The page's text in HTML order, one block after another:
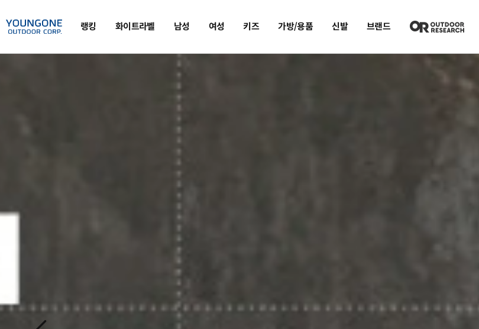
랭킹 화이트라벨 남성 여성 키즈 가방/용품 신발 브랜드